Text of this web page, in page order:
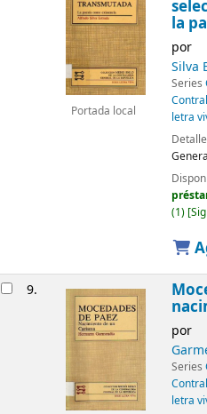
Portada local
la
por
Silva
Series
letra
(1)
9.
por
Series
letra